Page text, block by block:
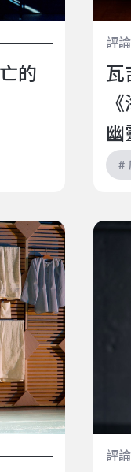
的
評論
瓦
幽
#
王世
在沉
評論